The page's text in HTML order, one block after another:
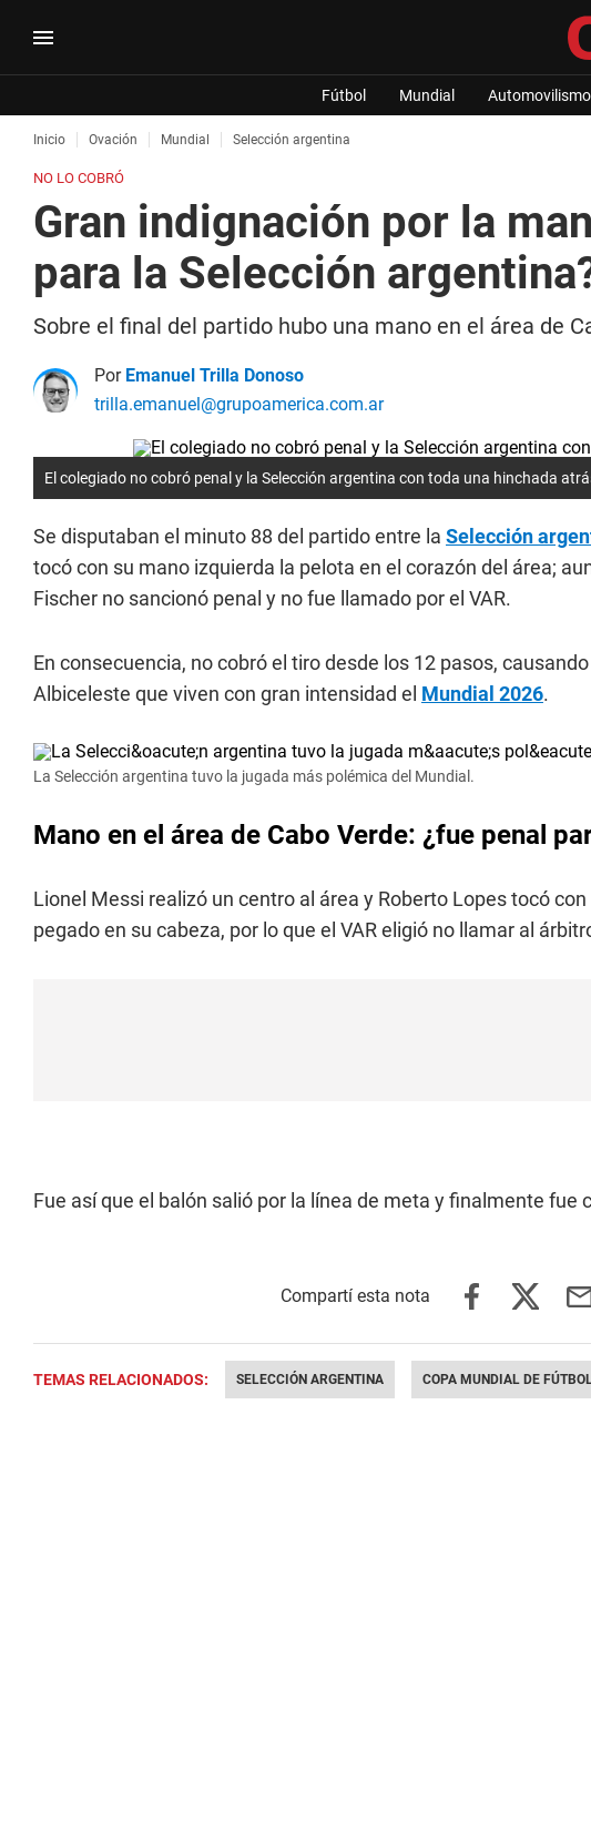
Fútbol Mundial Automovilismo
Inicio Ovación Mundial Selección argentina
NO LO COBRÓ
Gran indignación por la
para la Selección
Sobre el final del partido hubo una mano en el área de
Por Emanuel Trilla Donoso
trilla.emanuel@grupoamerica.com.ar
El colegiado no cobró penal y la Selección argentina con toda una hinchada
Se disputaban el minuto 88 del partido entre la Selección
tocó con su mano izquierda la pelota en el corazón del área;
Fischer no sancionó penal y no fue llamado por el VAR.
En consecuencia, no cobró el tiro desde los 12 pasos,
Albiceleste que viven con gran intensidad el Mundial 2026.
La Selección argentina tuvo la jugada más polémica del Mundial.
Mano en el área de Cabo Verde: ¿fue penal
Lionel Messi realizó un centro al área y Roberto Lopes tocó
pegado en su cabeza, por lo que el VAR eligió no llamar al
Fue así que el balón salió por la línea de meta y finalmente fue
TEMAS RELACIONADOS: SELECCIÓN ARGENTINA COPA MUNDIAL DE